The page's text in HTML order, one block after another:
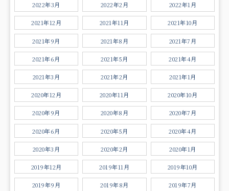
2022年3月 2022年2月 2022年1月
2021年12月 2021年11月 2021年10月
2021年9月 2021年8月 2021年7月
2021年6月 2021年5月 2021年4月
2021年3月 2021年2月 2021年1月
2020年12月 2020年11月 2020年10月
2020年9月 2020年8月 2020年7月
2020年6月 2020年5月 2020年4月
2020年3月 2020年2月 2020年1月
2019年12月 2019年11月 2019年10月
2019年9月 2019年8月 2019年7月